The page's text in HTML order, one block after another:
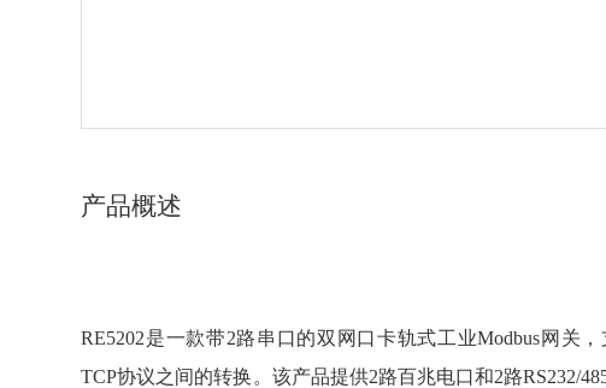
产品概述
RE5202是一款带2路串口的双网口卡轨式工业Modbus网关
TCP协议之间的转换。该产品提供2路百兆电口和2路RS232/